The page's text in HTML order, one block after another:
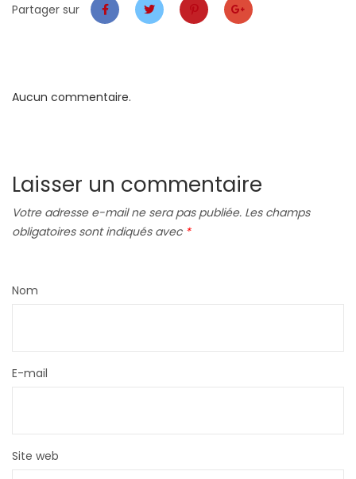
Partager sur
Aucun commentaire.
Laisser un commentaire
Votre adresse e-mail ne sera pas publiée. Les champs
obligatoires sont indiqués avec *
Nom
E-mail
Site web